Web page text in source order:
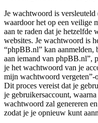
Je wachtwoord is
waardoor het op een veilige
aan te raden dat je hetzelfde
websites. Je wachtwoord is
“phpBB.nl” kan aanmelden,
aan iemand van phpBB.nl”,
je het wachtwoord van je
mijn wachtwoord vergeten”-
Dit proces vereist dat je
je gebruikersaccount,
wachtwoord zal genereren
zodat je je opnieuw kunt